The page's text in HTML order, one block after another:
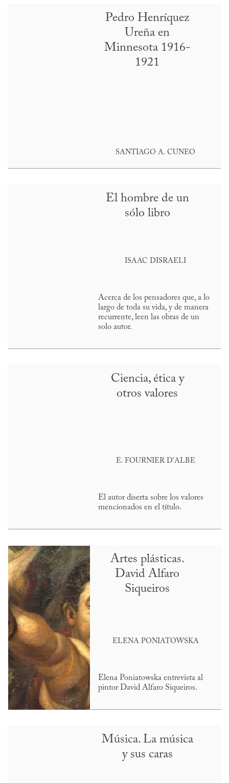
Pedro Henríquez
Ureña en
Minnesota 1916-
1921
SANTIAGO A. CUNEO
El hombre de un
sólo libro
ISAAC DISRAELI
Acerca de los pensadores que, a lo
largo de toda su vida, y de manera
recurrente, leen las obras de un
solo autor.
Ciencia, ética y
otros valores
E. FOURNIER D’ALBE
El autor diserta sobre los valores
mencionados en el título.
Artes plásticas.
David Alfaro
Siqueiros
ELENA PONIATOWSKA
Elena Poniatowska entrevista al
pintor David Alfaro Siqueiros.
Música. La música
y sus caras